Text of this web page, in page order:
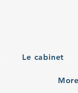
Le cabinet
More